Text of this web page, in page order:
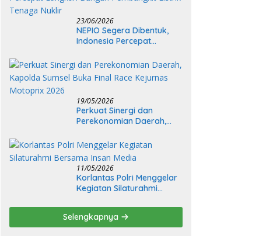
23/06/2026
NEPIO Segera Dibentuk,
Indonesia Percepat
Pembangkit Listrik Tenaga
Nuklir
19/05/2026
Perkuat Sinergi dan
Perekonomian Daerah,
Race Kejurnas Motoprix
2026
11/05/2026
Korlantas Polri Menggelar
Kegiatan Silaturahmi
Selengkapnya